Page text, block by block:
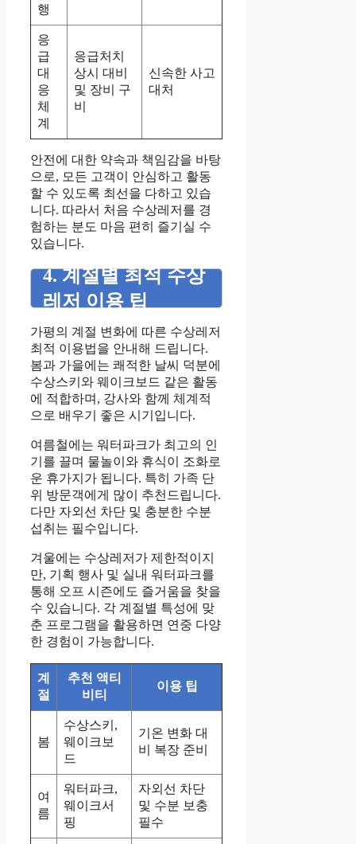
행
응
급
대
응
체
계
응급처치
상시 대비
및 장비 구
비
신속한 사고
대처
안전에 대한 약속과 책임감을 바탕
으로, 모든 고객이 안심하고 활동
할 수 있도록 최선을 다하고 있습
니다. 따라서 처음 수상레저를 경
험하는 분도 마음 편히 즐기실 수
있습니다.
4. 계절별 최적 수상
레저 이용 팁
가평의 계절 변화에 따른 수상레저
최적 이용법을 안내해 드립니다.
봄과 가을에는 쾌적한 날씨 덕분에
수상스키와 웨이크보드 같은 활동
에 적합하며, 강사와 함께 체계적
으로 배우기 좋은 시기입니다.
여름철에는 워터파크가 최고의 인
기를 끌며 물놀이와 휴식이 조화로
운 휴가지가 됩니다. 특히 가족 단
위 방문객에게 많이 추천드립니다.
다만 자외선 차단 및 충분한 수분
섭취는 필수입니다.
겨울에는 수상레저가 제한적이지
만, 기획 행사 및 실내 워터파크를
통해 오프 시즌에도 즐거움을 찾을
수 있습니다. 각 계절별 특성에 맞
춘 프로그램을 활용하면 연중 다양
한 경험이 가능합니다.
계
절
추천 액티
비티
이용 팁
봄
수상스키,
웨이크보
드
기온 변화 대
비 복장 준비
여
름
워터파크,
웨이크서
핑
자외선 차단
및 수분 보충
필수